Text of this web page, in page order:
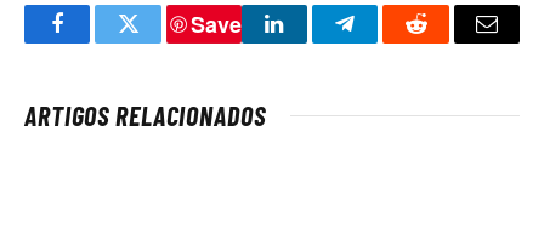
FacebookTwitter
Save
LinkedInTelegramReddit Email
ARTIGOS RELACIONADOS